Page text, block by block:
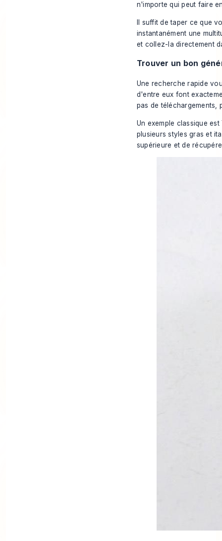
n'importe qui peut faire
Il suffit de taper ce que
instantanément une
et collez-la directement
Trouver un bon
Une recherche rapide
d'entre eux font
pas de téléchargements,
Un exemple classique est
plusieurs styles gras et
supérieure et de